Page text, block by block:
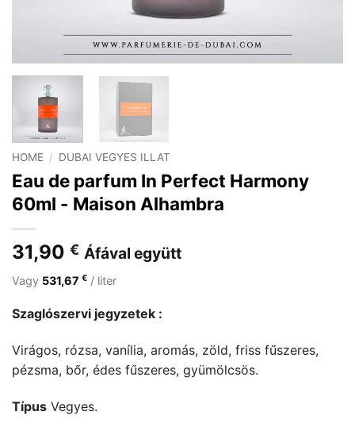
HOME / DUBAI VEGYES ILLAT
Eau de parfum In Perfect Harmony
60ml - Maison Alhambra
31,90 € Áfával együtt
Vagy 531,67 € / liter
Szaglószervi jegyzetek :
Virágos, rózsa, vanília, aromás, zöld, friss fűszeres,
pézsma, bőr, édes fűszeres, gyümölcsös.
Típus Vegyes.